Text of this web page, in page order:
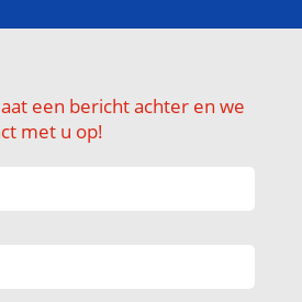
een bericht achter en we
met u op!